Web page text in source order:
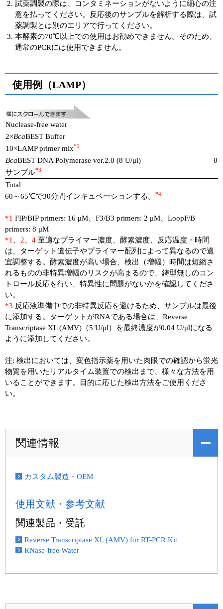
試薬調製の際は、コンタミネーションがないように細心の注
意を払ってください。反応後のサンプルを解析する際は、試
薬調製とは別のエリアで行ってください。
本酵素の70℃以上での使用はお勧めできません。そのため、
通常のPCRには使用できません。
使用例（LAMP）
Nuclease-free water
2×BcaBEST Buffer
10×LAMP primer mix*1
BcaBEST DNA Polymerase ver.2.0 (8 U/μl)
サンプル*3
Total
60～65℃で30分間インキュベーションする。
*4
*1 FIP/BIP primers: 16 μM、F3/B3 primers: 2 μM、LoopF/B
primers: 8 μM
*1
2 4 至適なプライマー濃度、酵素濃度、反応温度・時間
は、ターゲット遺伝子やプライマー配列によって異なるので適
宜調整する。酵素濃度が高い場合、検出（増幅）時間は短縮さ
れるものの非特異増幅のリスクが高まるので、鋳型無しのコン
トロール反応を行い、特異性に問題がないかを確認してくださ
い。
*3 反応液準備中での非特異反応を避けるため、サンプルは最後
に添加する。ターゲットがRNAである場合は、Reverse
Transcriptase XL (AMV)（5 U/μl）を最終濃度が0.04 U/μlになる
ように添加してください。
注: 検出においては、変色指示薬を用いた肉眼での確認から蛍光
物質を用いたリアルタイム装置での検出まで、様々な方法を用
いることができます。目的に応じた検出方法をご使用くださ
い。
関連情報
カスタム製造・OEM
使用文献・参考文献
関連製品・受託
Reverse Transcriptase XL (AMV) for RT-PCR Kit
RNase-free Water